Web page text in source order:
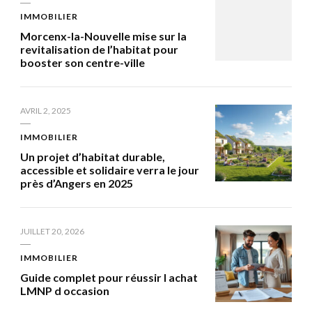
IMMOBILIER
Morcenx-la-Nouvelle mise sur la
revitalisation de l’habitat pour
booster son centre-ville
AVRIL 2, 2025
IMMOBILIER
Un projet d’habitat durable,
accessible et solidaire verra le jour
près d’Angers en 2025
JUILLET 20, 2026
IMMOBILIER
Guide complet pour réussir l achat
LMNP d occasion